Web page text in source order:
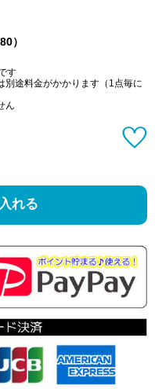
）
す
途料金がかかります（1点毎に
ん
れる